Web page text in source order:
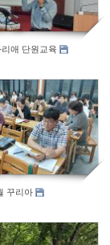
애 단원교육
꾸리아